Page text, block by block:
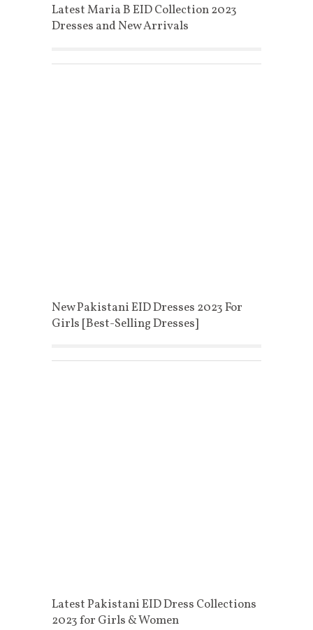
Latest Maria B EID Collection 2023
Dresses and New Arrivals
New Pakistani EID Dresses 2023 For
Girls [Best-Selling Dresses]
Latest Pakistani EID Dress Collections
2023 for Girls & Women